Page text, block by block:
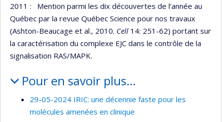
2011 : Mention parmi les dix découvertes de l’année au
Québec par la revue Québec Science pour nos travaux
(Ashton-Beaucage et al., 2010. Cell 14: 251-62) portant sur
la caractérisation du complexe EJC dans le contrôle de la
signalisation RAS/MAPK.
Pour en savoir plus…
29-05-2024 IRIC: une décennie faste pour les
molécules amenées en clinique